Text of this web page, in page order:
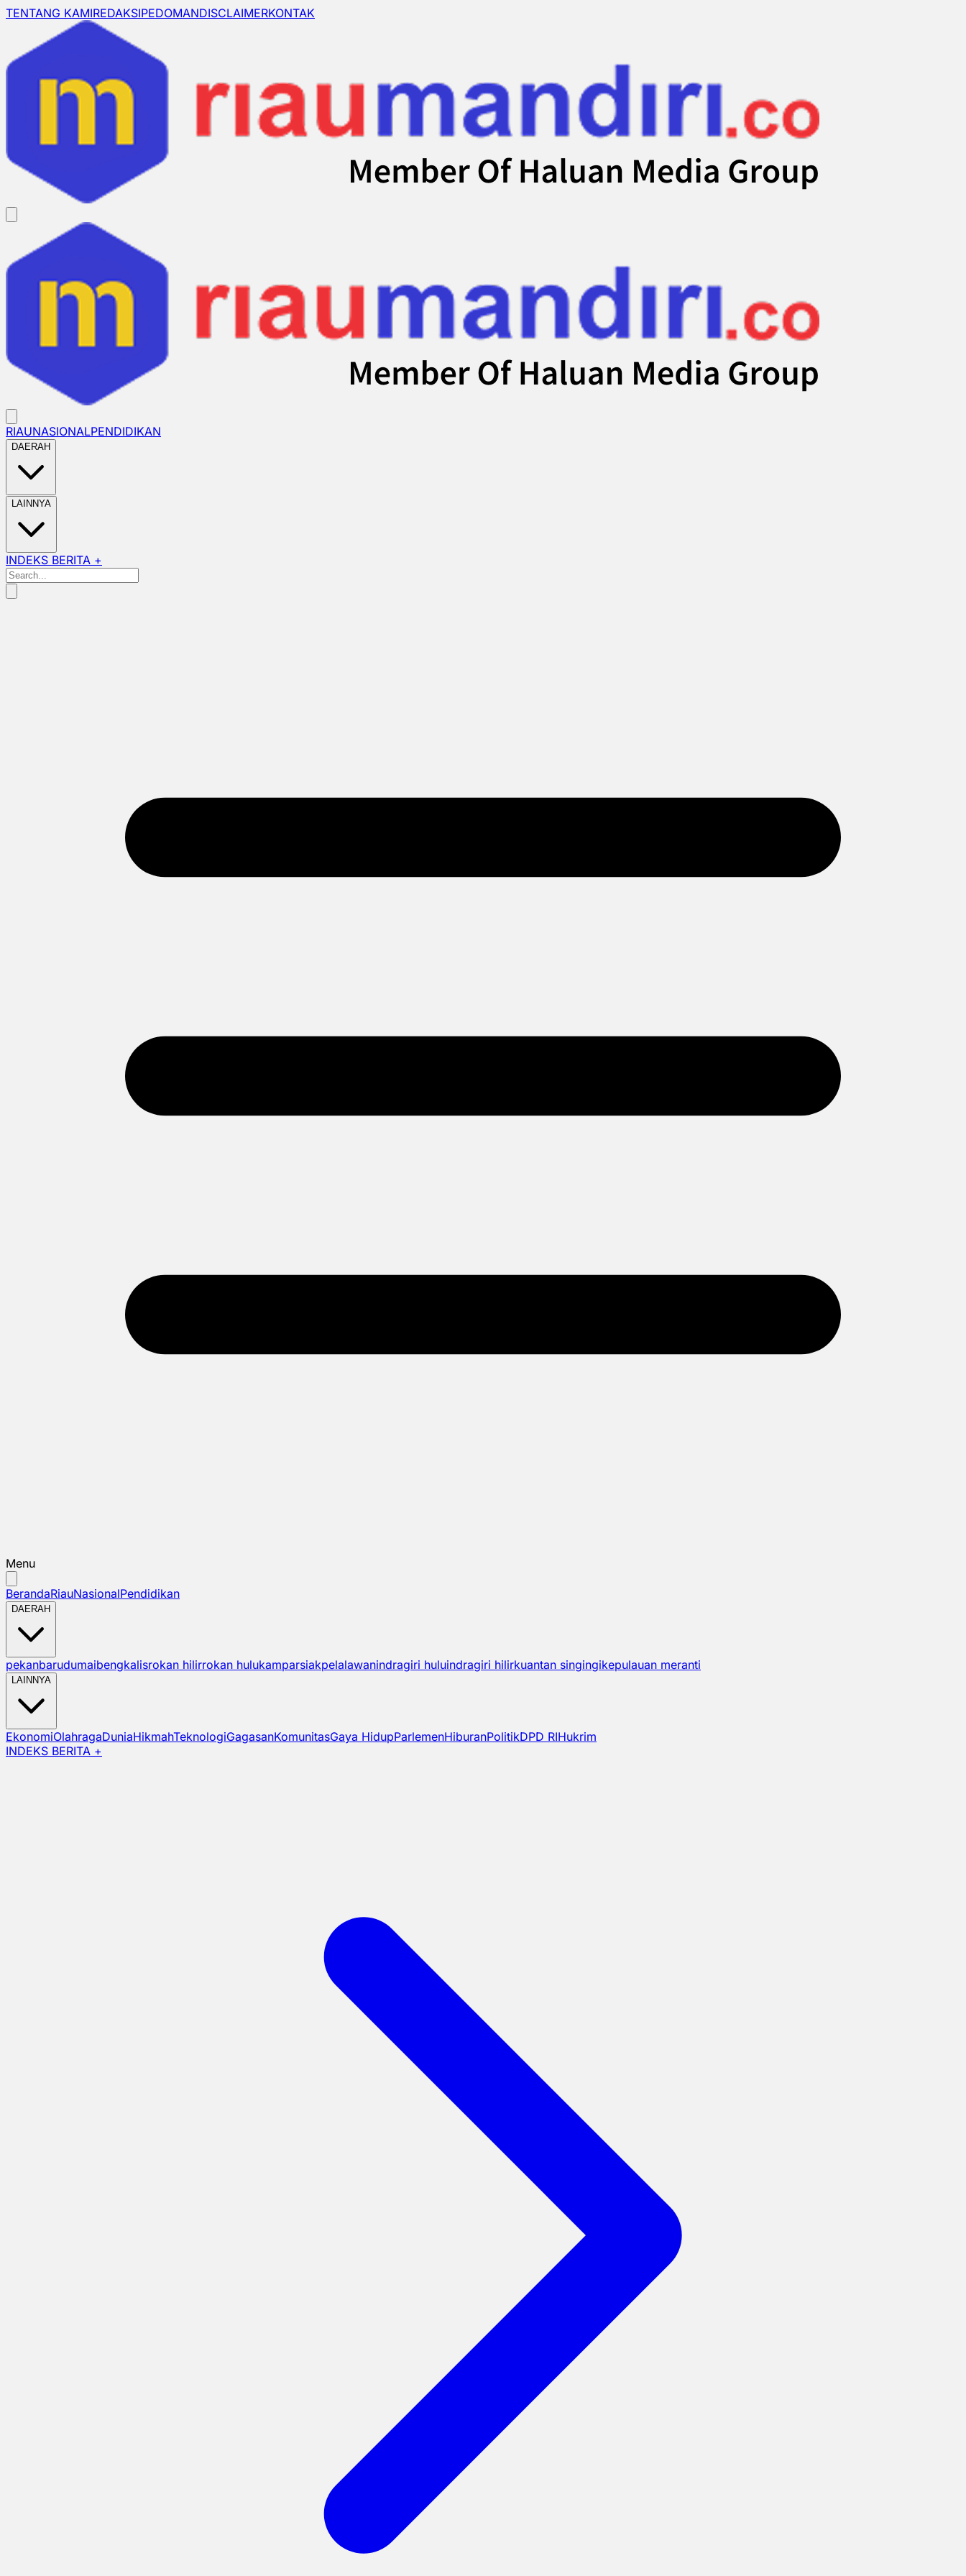
TENTANG KAMIREDAKSIPEDOMANDISCLAIMERKONTAK
RIAUNASIONALPENDIDIKAN
DAERAH
LAINNYA
INDEKS BERITA +
Menu
BerandaRiauNasionalPendidikan
DAERAH
pekanbarudumaibengkalisrokan hilirrokan hulukamparsiakpelalawanindragiri huluindragiri hilirkuantan singingikepulauan meranti
LAINNYA
EkonomiOlahragaDuniaHikmahTeknologiGagasanKomunitasGaya HidupParlemenHiburanPolitikDPD RIHukrim
INDEKS BERITA +